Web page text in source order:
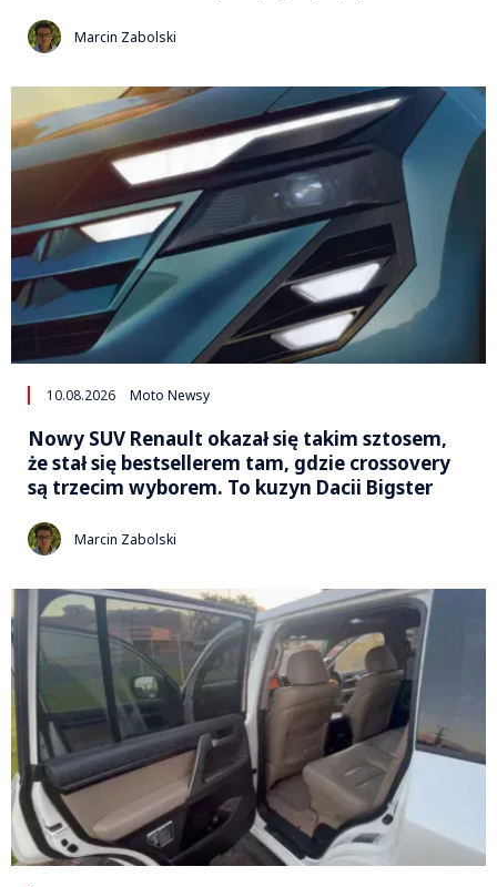
Marcin Zabolski
10.08.2026 Moto Newsy
Nowy SUV Renault okazał się takim sztosem,
że stał się bestsellerem tam, gdzie crossovery
są trzecim wyborem. To kuzyn Dacii Bigster
Marcin Zabolski